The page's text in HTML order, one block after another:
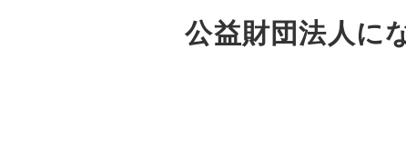
公益財団法人に